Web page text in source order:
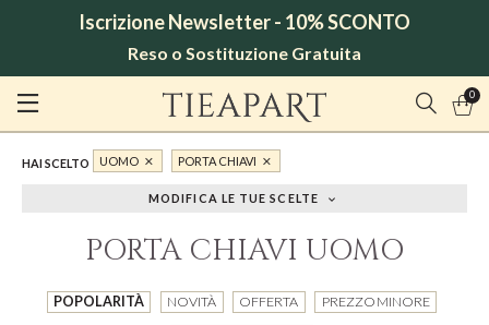
Iscrizione Newsletter - 10% SCONTO
Reso o Sostituzione Gratuita
0
HAI SCELTO UOMO PORTA CHIAVI
MODIFICA LE TUE SCELTE
PORTA CHIAVI UOMO
POPOLARITÀ NOVITÀ OFFERTA PREZZO MINORE